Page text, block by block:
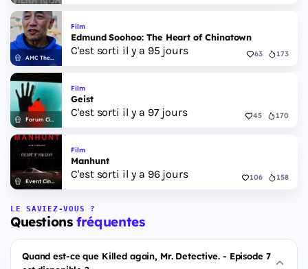
AMC Theatres
Film
Edmund Soohoo: The Heart of Chinatown
C'est sorti il y a 95 jours 63 173
Forum Cinemas
Film
Geist
C'est sorti il y a 97 jours 45 170
Event Cinemas
Film
Manhunt
C'est sorti il y a 96 jours 106 158
LE SAVIEZ-VOUS ?
Questionsfréquentes
Quand est-ce que Killed again, Mr. Detective. - Episode 7